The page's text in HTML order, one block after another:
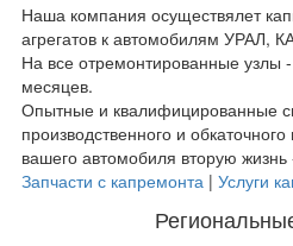
Наша компания осуществялет
агрегатов к автомобилям УРАЛ,
На все отремонтированные узлы
месяцев.
Опытные и квалифицированные
производственного и
вашего автомобиля вторую жизнь
Запчасти с капремонта | Услуги